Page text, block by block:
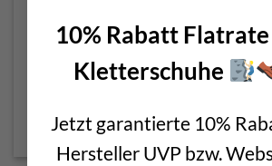
10% Rabatt
Kletterschuhe
Jetzt garantierte 10%
Hersteller UVP bzw.
Edelrid Pinch
Preis
€ 100,00
95,00
Preis
€ 95,00.
inkl. 20 % MwSt.